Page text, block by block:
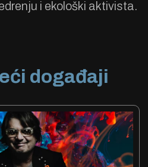
i ekološki aktivista.
događaji